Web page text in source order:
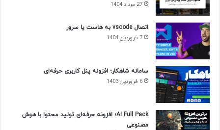
27 مرداد 1404
اتصال vscode به هاست یا سرور
7 فروردین 1404
سامانه شاهکار؛ افزونه پنل کاربری حرفه‌ای
6 فروردین 1403
AI Full Pack؛ افزونه حرفه‌ای تولید محتوا با هوش
مصنوعی